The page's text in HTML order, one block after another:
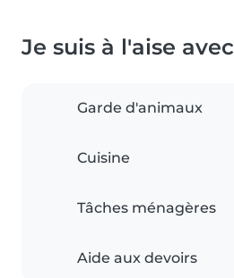
Je suis à l'aise avec
Garde d'animaux
Cuisine
Tâches ménagères
Aide aux devoirs